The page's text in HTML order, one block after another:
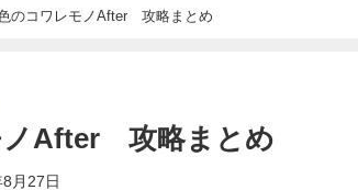
のコワレモノAfter 攻略まとめ
ノAfter 攻略まとめ
月27日